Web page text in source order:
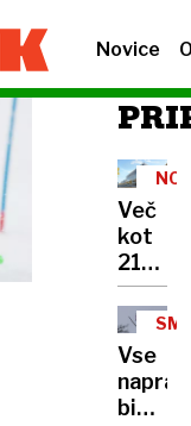
Novice
Več
kot
2100
mest
za
kolesa
v
javni
Vse
bi